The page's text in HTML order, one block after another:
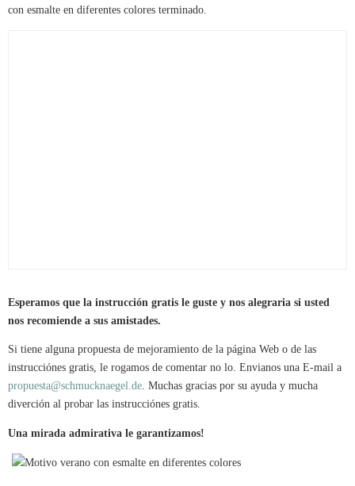
con esmalte en diferentes colores terminado.
Esperamos que la instrucción gratis le guste y nos alegraria si usted
nos recomiende a sus amistades.
Si tiene alguna propuesta de mejoramiento de la página Web o de las
instrucciónes gratis, le rogamos de comentar no lo. Envianos una E-mail a
propuesta@schmucknaegel.de. Muchas gracias por su ayuda y mucha
diverción al probar las instrucciónes gratis.
Una mirada admirativa le garantizamos!